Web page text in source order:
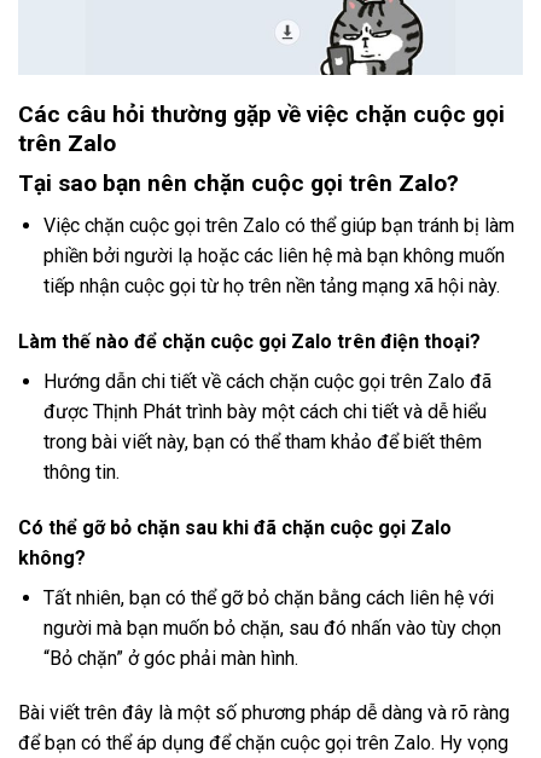
Các câu hỏi thường gặp về việc chặn cuộc gọi
trên Zalo
Tại sao bạn nên chặn cuộc gọi trên Zalo?
Việc chặn cuộc gọi trên Zalo có thể giúp bạn tránh bị làm
phiền bởi người lạ hoặc các liên hệ mà bạn không muốn
tiếp nhận cuộc gọi từ họ trên nền tảng mạng xã hội này.
Làm thế nào để chặn cuộc gọi Zalo trên điện thoại?
Hướng dẫn chi tiết về cách chặn cuộc gọi trên Zalo đã
được Thịnh Phát trình bày một cách chi tiết và dễ hiểu
trong bài viết này, bạn có thể tham khảo để biết thêm
thông tin.
Có thể gỡ bỏ chặn sau khi đã chặn cuộc gọi Zalo
không?
Tất nhiên, bạn có thể gỡ bỏ chặn bằng cách liên hệ với
người mà bạn muốn bỏ chặn, sau đó nhấn vào tùy chọn
“Bỏ chặn” ở góc phải màn hình.
Bài viết trên đây là một số phương pháp dễ dàng và rõ ràng
để bạn có thể áp dụng để chặn cuộc gọi trên Zalo. Hy vọng